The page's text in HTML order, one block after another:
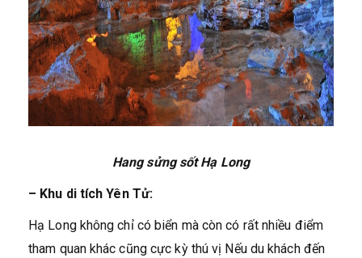
Hang sửng sốt Hạ Long
– Khu di tích Yên Tử:
Hạ Long không chỉ có biển mà còn có rất nhiều điểm
tham quan khác cũng cực kỳ thú vị Nếu du khách đến